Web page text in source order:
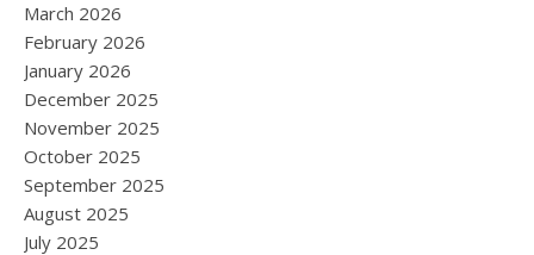
March 2026
February 2026
January 2026
December 2025
November 2025
October 2025
September 2025
August 2025
July 2025